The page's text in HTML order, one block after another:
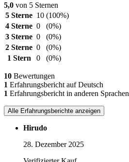
5,0 von 5 Sternen
5 Sterne 10 (100%)
4 Sterne 0
(0%)
3 Sterne 0
(0%)
2 Sterne 0
(0%)
1 Stern
0 (0%)
10 Bewertungen
1 Erfahrungsbericht auf Deutsch
1 Erfahrungsbericht in anderen Sprachen
Alle Erfahrungsberichte anzeigen
Hirudo
28. Dezember 2025